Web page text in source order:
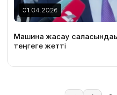
01.04.2026
Машина жасау
теңгеге жетті